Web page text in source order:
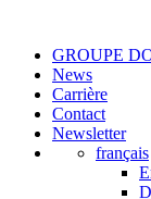
GROUPE
News
Carrière
Contact
Newsletter
français